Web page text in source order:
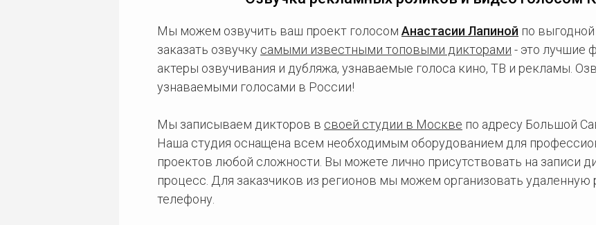
Мы можем озвучить ваш проект голосом Анастасии Лапиной по
заказать озвучку самыми известными топовыми дикторами - это лучшие
актеры озвучивания и дубляжа, узнаваемые голоса кино, ТВ и рекламы.
узнаваемыми голосами в России!
Мы записываем дикторов в своей студии в Москве по адресу Большой
Наша студия оснащена всем необходимым оборудованием для
проектов любой сложности. Вы можете лично присутствовать на записи
процесс. Для заказчиков из регионов мы можем организовать удаленную
телефону.